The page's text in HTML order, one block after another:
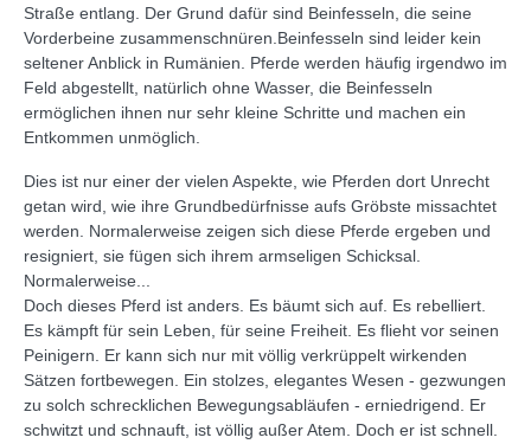
Straße entlang. Der Grund dafür sind Beinfesseln, die seine
Vorderbeine zusammenschnüren.Beinfesseln sind leider kein
seltener Anblick in Rumänien. Pferde werden häufig irgendwo im
Feld abgestellt, natürlich ohne Wasser, die Beinfesseln
ermöglichen ihnen nur sehr kleine Schritte und machen ein
Entkommen unmöglich.
Dies ist nur einer der vielen Aspekte, wie Pferden dort Unrecht
getan wird, wie ihre Grundbedürfnisse aufs Gröbste missachtet
werden. Normalerweise zeigen sich diese Pferde ergeben und
resigniert, sie fügen sich ihrem armseligen Schicksal.
Normalerweise...
Doch dieses Pferd ist anders. Es bäumt sich auf. Es rebelliert.
Es kämpft für sein Leben, für seine Freiheit. Es flieht vor seinen
Peinigern. Er kann sich nur mit völlig verkrüppelt wirkenden
Sätzen fortbewegen. Ein stolzes, elegantes Wesen - gezwungen
zu solch schrecklichen Bewegungsabläufen - erniedrigend. Er
schwitzt und schnauft, ist völlig außer Atem. Doch er ist schnell.